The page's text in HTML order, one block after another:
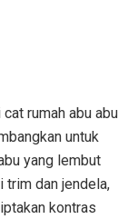
rumah abu abu
untuk
yang lembut
trim dan jendela,
kontras